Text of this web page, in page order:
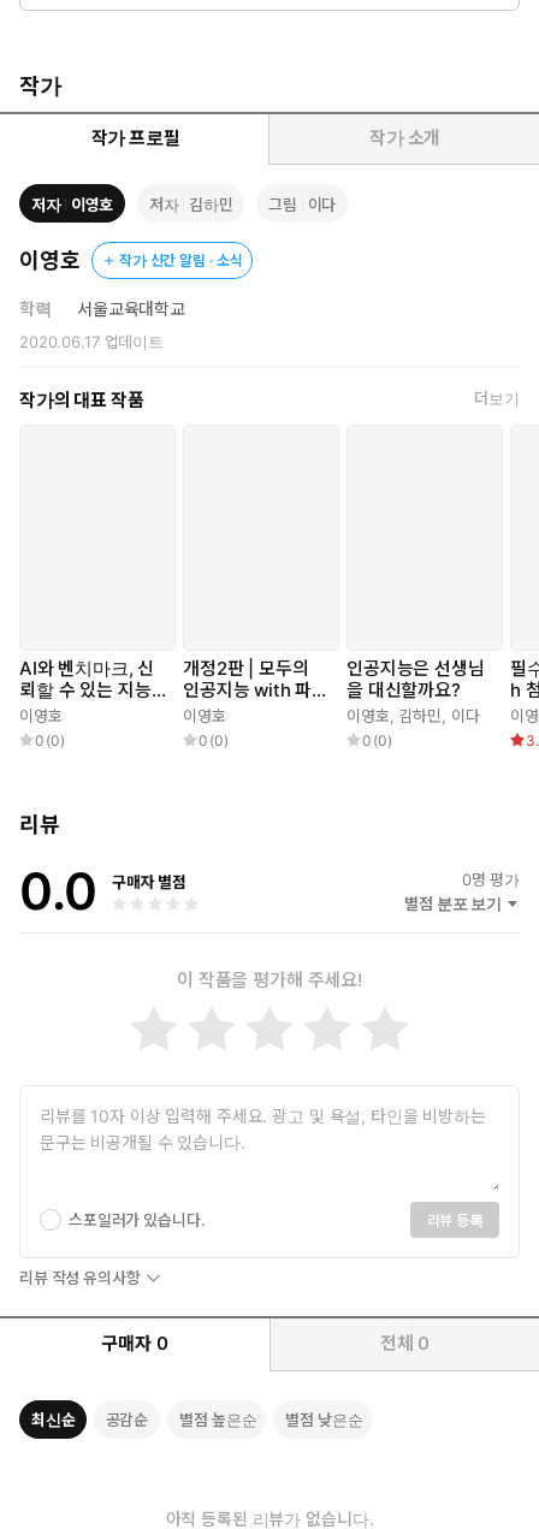
작가
작가 프로필 작가 소개
저자 이영호 저자 김하민 그림 이다
이영호 작가 신간 알림 · 소식
학력 서울교육대학교
2020.06.17업데이트
작가의 대표 작품 더보기
AI와 벤치마크, 신
뢰할 수 있는 지능
의 척도
이영호
0 (0)
개정2판 | 모두의
인공지능 with 파이
썬
이영호
0 (0)
인공지능은 선생님
을 대신할까요?
이영호, 김하민, 이다
0 (0)
필
h
이
리뷰
0.0 구매자 별점 0명 평가
별점 분포 보기
이 작품을 평가해 주세요!
스포일러가 있습니다. 리뷰 등록
리뷰 작성 유의사항
구매자 0 전체 0
최신순 공감순 별점 높은순 별점 낮은순
아직 등록된 리뷰가 없습니다.